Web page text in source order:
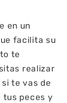
en un
facilita su
te
realizar
te vas de
tus peces y